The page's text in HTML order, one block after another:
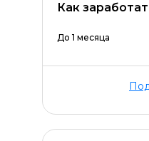
Как
До 1 месяца